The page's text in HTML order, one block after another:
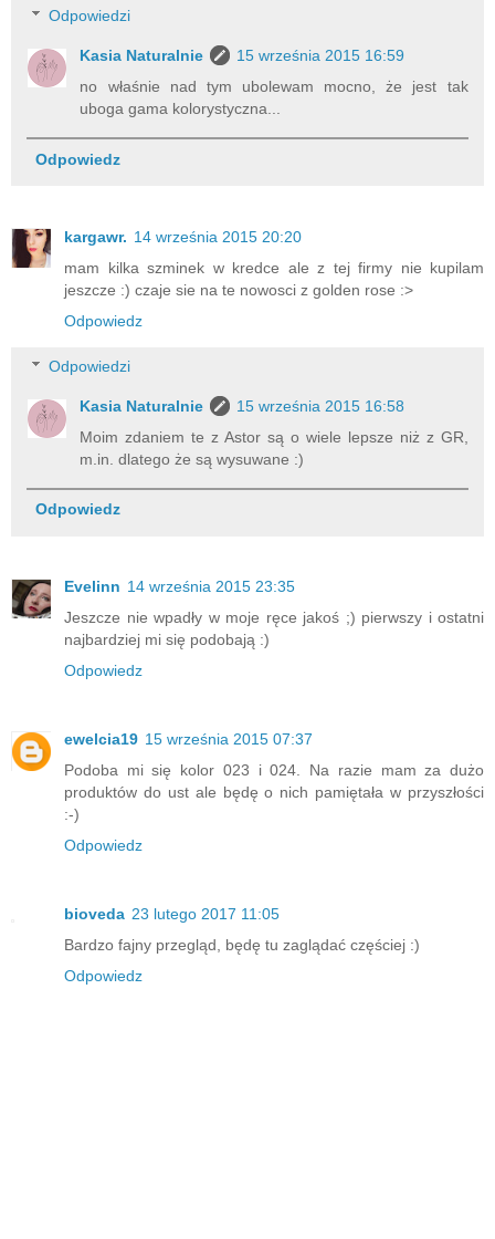
Odpowiedzi
Kasia Naturalnie
15 września 2015 16:59
no właśnie nad tym ubolewam mocno, że jest tak
uboga gama kolorystyczna...
Odpowiedz
kargawr. 14 września 2015 20:20
mam kilka szminek w kredce ale z tej firmy nie kupilam
jeszcze :) czaje sie na te nowosci z golden rose :>
Odpowiedz
Odpowiedzi
Kasia Naturalnie
15 września 2015 16:58
Moim zdaniem te z Astor są o wiele lepsze niż z GR,
m.in. dlatego że są wysuwane :)
Odpowiedz
Evelinn 14 września 2015 23:35
Jeszcze nie wpadły w moje ręce jakoś ;) pierwszy i ostatni
najbardziej mi się podobają :)
Odpowiedz
ewelcia19 15 września 2015 07:37
Podoba mi się kolor 023 i 024. Na razie mam za dużo
produktów do ust ale będę o nich pamiętała w przyszłości
:-)
Odpowiedz
bioveda 23 lutego 2017 11:05
Bardzo fajny przegląd, będę tu zaglądać częściej :)
Odpowiedz